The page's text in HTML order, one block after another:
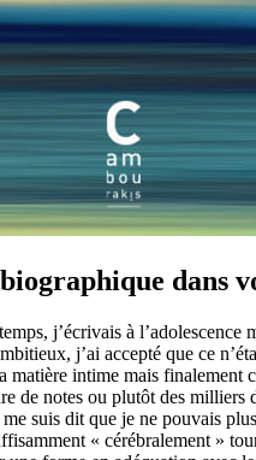
dans
j’écrivais à
j’ai accepté que ce
matière intime mais
de notes ou plutôt des
suis dit que je ne pouvais
« cérébralement »